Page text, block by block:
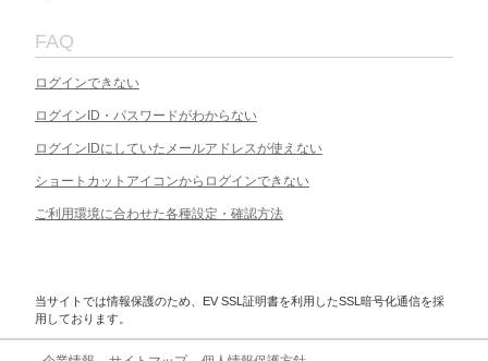
FAQ
ログインできない
ログインID・パスワードがわからない
ログインIDにしていたメールアドレスが使えない
ショートカットアイコンからログインできない
ご利用環境に合わせた各種設定・確認方法
当サイトでは情報保護のため、EV SSL証明書を利用したSSL暗号化通信を採
用しております。